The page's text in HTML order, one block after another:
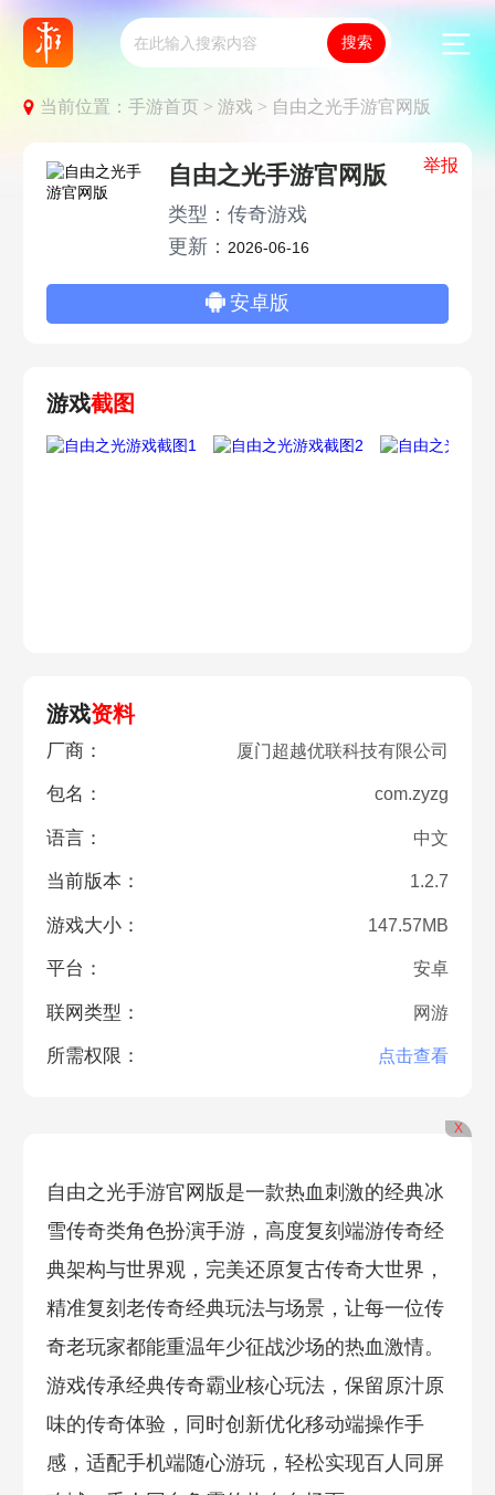
当前位置：手游首页 >游戏 > 自由之光手游官网版
举报
自由之光手游官网版
类型：传奇游戏
更新：2026-06-16
安卓版
游戏截图
游戏资料
厂商： 厦门超越优联科技有限公司
包名： com.zyzg
语言： 中文
当前版本： 1.2.7
游戏大小： 147.57MB
平台： 安卓
联网类型： 网游
所需权限： 点击查看
X
自由之光手游官网版是一款热血刺激的经典冰
雪传奇类角色扮演手游，高度复刻端游传奇经
典架构与世界观，完美还原复古传奇大世界，
精准复刻老传奇经典玩法与场景，让每一位传
奇老玩家都能重温年少征战沙场的热血激情。
游戏传承经典传奇霸业核心玩法，保留原汁原
味的传奇体验，同时创新优化移动端操作手
感，适配手机端随心游玩，轻松实现百人同屏